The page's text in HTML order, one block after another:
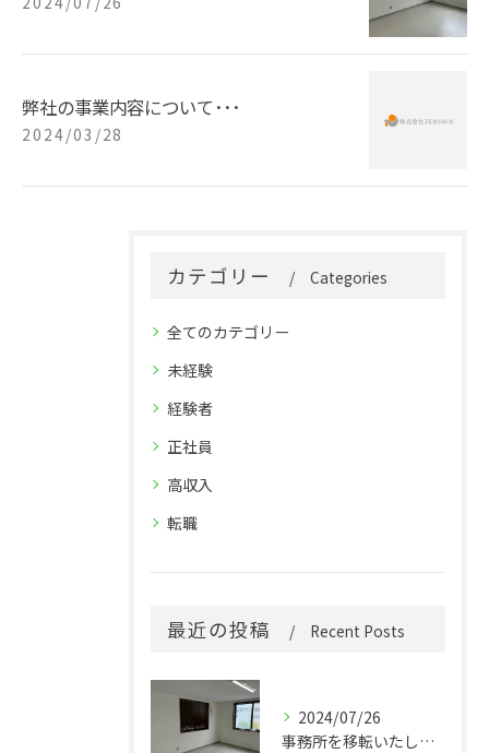
弊社の事業内容について･･･
2024/03/28
カテゴリー Categories
全てのカテゴリー
未経験
経験者
正社員
高収入
転職
最近の投稿 Recent Posts
2024/07/26
事務所を移転いたします。